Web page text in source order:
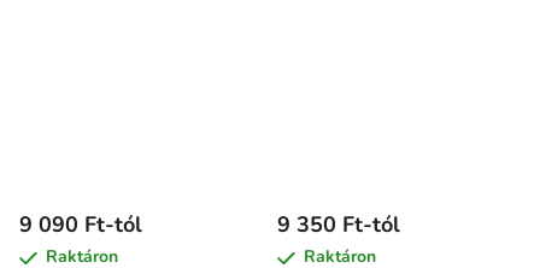
9 090 Ft-tól
Raktáron
9 350 Ft-tól
Raktáron